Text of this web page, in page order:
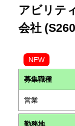
アビリテ
会社
NEW
募集職種
営業
勤務地